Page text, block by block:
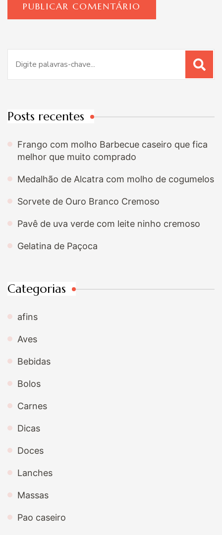
por:
Posts recentes
Frango com molho Barbecue caseiro que fica
melhor que muito comprado
Medalhão de Alcatra com molho de cogumelos
Sorvete de Ouro Branco Cremoso
Pavê de uva verde com leite ninho cremoso
Gelatina de Paçoca
Categorias
afins
Aves
Bebidas
Bolos
Carnes
Dicas
Doces
Lanches
Massas
Pao caseiro